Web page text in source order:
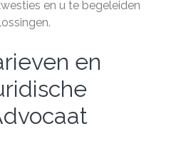
en u te begeleiden
en